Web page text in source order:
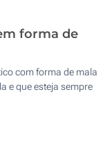
forma de
com forma de mala
e que esteja sempre